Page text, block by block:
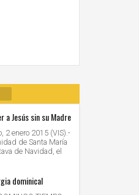
a Jesús sin su Madre
2 enero 2015 (VIS).-
de Santa María
de Navidad, el
dominical